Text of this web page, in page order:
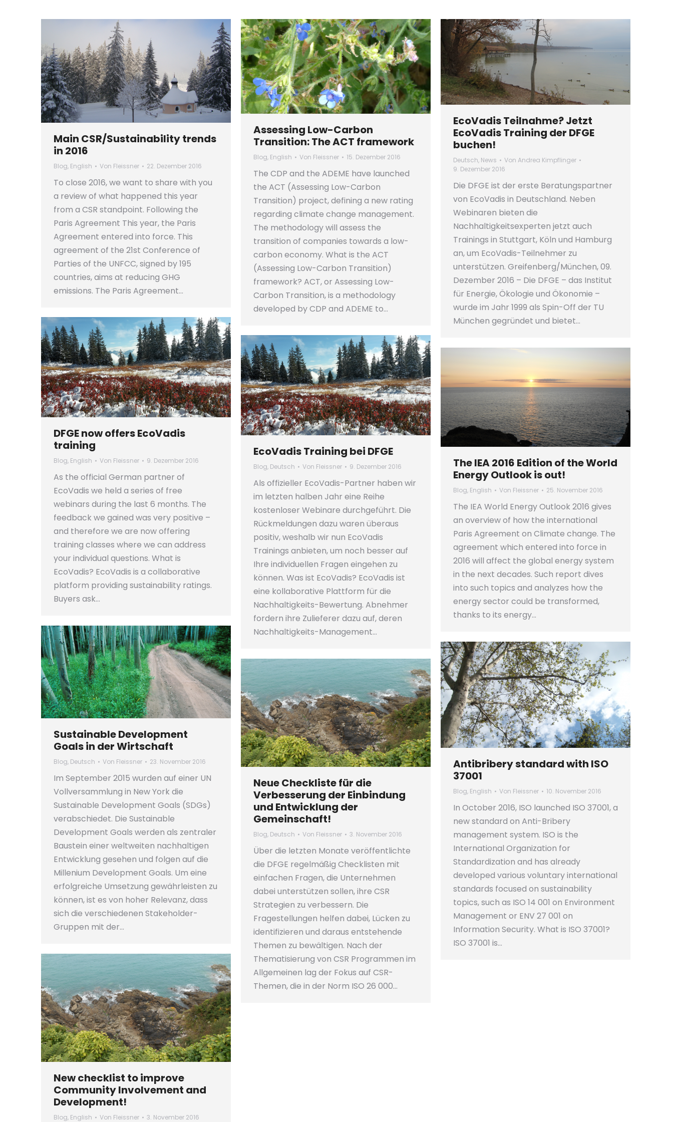
Main CSR/Sustainability trends
in 2016
Blog, English Von Fleissner 22. Dezember 2016
To close 2016, we want to share with you
a review of what happened this year
from a CSR standpoint. Following the
Paris Agreement This year, the Paris
Agreement entered into force. This
agreement of the 21st Conference of
Parties of the UNFCC, signed by 195
countries, aims at reducing GHG
emissions. The Paris Agreement…
Assessing Low-Carbon
Transition: The ACT framework
Blog, English Von Fleissner 15. Dezember 2016
The CDP and the ADEME have launched
the ACT (Assessing Low-Carbon
Transition) project, defining a new rating
regarding climate change management.
The methodology will assess the
transition of companies towards a low-
carbon economy. What is the ACT
(Assessing Low-Carbon Transition)
framework? ACT, or Assessing Low-
Carbon Transition, is a methodology
developed by CDP and ADEME to…
EcoVadis Teilnahme? Jetzt
EcoVadis Training der DFGE
buchen!
Deutsch, News Von Andrea Kimpflinger
9. Dezember 2016
Die DFGE ist der erste Beratungspartner
von EcoVadis in Deutschland. Neben
Webinaren bieten die
Nachhaltigkeitsexperten jetzt auch
Trainings in Stuttgart, Köln und Hamburg
an, um EcoVadis-Teilnehmer zu
unterstützen. Greifenberg/München, 09.
Dezember 2016 – Die DFGE – das Institut
für Energie, Ökologie und Ökonomie –
wurde im Jahr 1999 als Spin-Off der TU
München gegründet und bietet…
DFGE now offers EcoVadis
training
Blog, English Von Fleissner 9. Dezember 2016
As the official German partner of
EcoVadis we held a series of free
webinars during the last 6 months. The
feedback we gained was very positive –
and therefore we are now offering
training classes where we can address
your individual questions. What is
EcoVadis? EcoVadis is a collaborative
platform providing sustainability ratings.
Buyers ask…
EcoVadis Training bei DFGE
Blog, Deutsch Von Fleissner 9. Dezember 2016
Als offizieller EcoVadis-Partner haben wir
im letzten halben Jahr eine Reihe
kostenloser Webinare durchgeführt. Die
Rückmeldungen dazu waren überaus
positiv, weshalb wir nun EcoVadis
Trainings anbieten, um noch besser auf
Ihre individuellen Fragen eingehen zu
können. Was ist EcoVadis? EcoVadis ist
eine kollaborative Plattform für die
Nachhaltigkeits-Bewertung. Abnehmer
fordern ihre Zulieferer dazu auf, deren
Nachhaltigkeits-Management…
The IEA 2016 Edition of the World
Energy Outlook is out!
Blog, English Von Fleissner 25. November 2016
The IEA World Energy Outlook 2016 gives
an overview of how the international
Paris Agreement on Climate change. The
agreement which entered into force in
2016 will affect the global energy system
in the next decades. Such report dives
into such topics and analyzes how the
energy sector could be transformed,
thanks to its energy…
Sustainable Development
Goals in der Wirtschaft
Blog, Deutsch Von Fleissner 23. November 2016
Im September 2015 wurden auf einer UN
Vollversammlung in New York die
Sustainable Development Goals (SDGs)
verabschiedet. Die Sustainable
Development Goals werden als zentraler
Baustein einer weltweiten nachhaltigen
Entwicklung gesehen und folgen auf die
Millenium Development Goals. Um eine
erfolgreiche Umsetzung gewährleisten zu
können, ist es von hoher Relevanz, dass
sich die verschiedenen Stakeholder-
Gruppen mit der…
Antibribery standard with ISO
37001
Blog, English Von Fleissner 10. November 2016
In October 2016, ISO launched ISO 37001, a
new standard on Anti-Bribery
management system. ISO is the
International Organization for
Standardization and has already
developed various voluntary international
standards focused on sustainability
topics, such as ISO 14 001 on Environment
Management or ENV 27 001 on
Information Security. What is ISO 37001?
ISO 37001 is…
Neue Checkliste für die
Verbesserung der Einbindung
und Entwicklung der
Gemeinschaft!
Blog, Deutsch Von Fleissner 3. November 2016
Über die letzten Monate veröffentlichte
die DFGE regelmäßig Checklisten mit
einfachen Fragen, die Unternehmen
dabei unterstützen sollen, ihre CSR
Strategien zu verbessern. Die
Fragestellungen helfen dabei, Lücken zu
identifizieren und daraus entstehende
Themen zu bewältigen. Nach der
Thematisierung von CSR Programmen im
Allgemeinen lag der Fokus auf CSR-
Themen, die in der Norm ISO 26 000…
New checklist to improve
Community Involvement and
Development!
Blog, English Von Fleissner 3. November 2016